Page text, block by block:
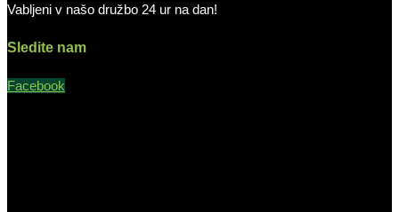
Vabljeni v našo družbo 24 ur na dan!
Sledite nam
Facebook